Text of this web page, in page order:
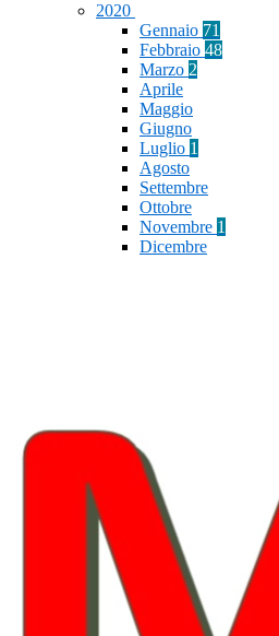
2020
Gennaio 71
Febbraio 48
Marzo 2
Aprile
Maggio
Giugno
Luglio 1
Agosto
Settembre
Ottobre
Novembre 1
Dicembre